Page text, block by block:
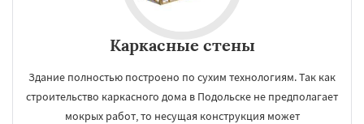
Каркасные стены
Здание полностью построено по сухим технологиям. Так как
строительство каркасного дома в Подольске не предполагает
мокрых работ, то несущая конструкция может